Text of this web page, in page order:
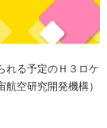
れる予定のＨ３ロケ
空研究開発機構）